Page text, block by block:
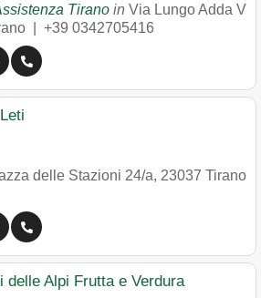
Tirano in Via Lungo Adda V
+39 0342705416
delle Stazioni 24/a, 23037 Tirano
delle Alpi Frutta e Verdura